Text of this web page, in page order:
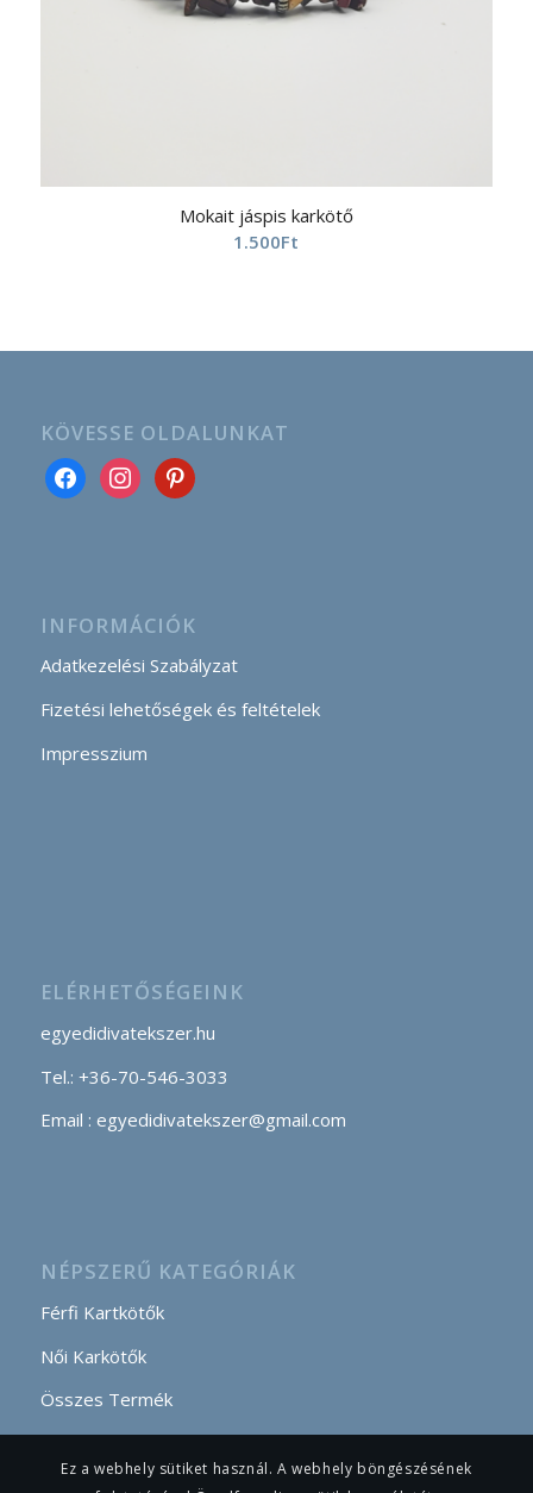
Mokait jáspis karkötő
1.500Ft
KÖVESSE OLDALUNKAT
INFORMÁCIÓK
Adatkezelési Szabályzat
Fizetési lehetőségek és feltételek
Impresszium
ELÉRHETŐSÉGEINK
egyedidivatekszer.hu
Tel.: +36-70-546-3033
Email : egyedidivatekszer@gmail.com
NÉPSZERŰ KATEGÓRIÁK
Férfi Kartkötők
Női Karkötők
Összes Termék
Ez a webhely sütiket használ. A webhely böngészésének